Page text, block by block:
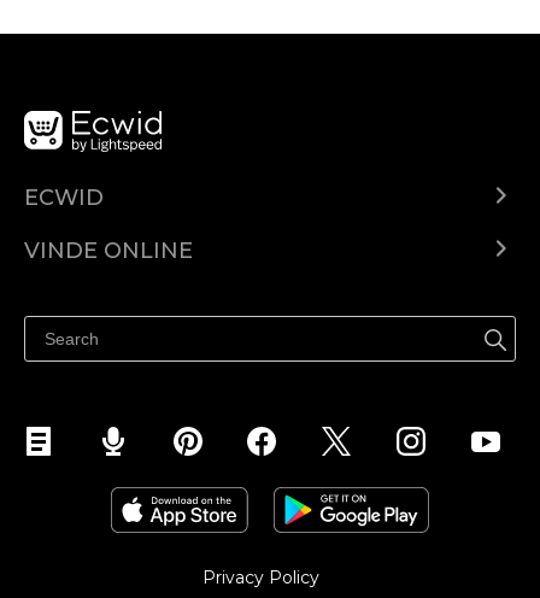
ECWID
Prețuri
VINDE ONLINE
Vinde pe Facebook
Vinde pe Instagram
Privacy Policy